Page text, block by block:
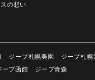
の想い
ジープ札幌美園
ジープ札幌
ープ函館 ジープ青森